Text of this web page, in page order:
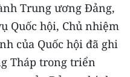
Trung ương Đảng,
Quốc hội, Chủ nhiệm
của Quốc hội đã ghi
Tháp trong triển